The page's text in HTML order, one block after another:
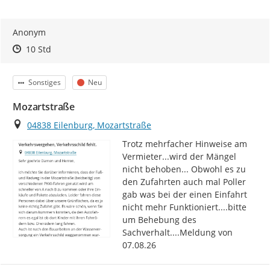
Anonym
Zeitpunkt des Erstellens
Zeitpunkt des Erstellens
10 StdZur Äußerung
Kategorie
Sonstiges Status
Neu
Mozartstraße
Ort
04838 Eilenburg, Mozartstraße
Trotz mehrfacher Hinweise am
Vermieter...wird der Mängel
nicht behoben... Obwohl es zu
den Zufahrten auch mal Poller
gab was bei der einen Einfahrt
nicht mehr Funktioniert....bitte
um Behebung des
Sachverhalt....Meldung von
07.08.26